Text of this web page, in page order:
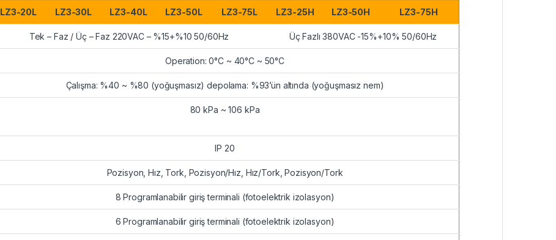
LZ3-20L LZ3-30L LZ3-40L LZ3-50L LZ3-75L LZ3-25H LZ3-50H LZ3-75H
Tek – Faz / Üç – Faz 220VAC – %15+%10 50/60Hz Üç Fazlı 380VAC -15%+10% 50/60Hz
Operation: 0°C ~ 40°C ~ 50°C
Çalışma: %40 ~ %80 (yoğuşmasız) depolama: %93’ün altında (yoğuşmasız nem)
80 kPa ~ 106 kPa
IP 20
Pozisyon, Hız, Tork, Pozisyon/Hız, Hız/Tork, Pozisyon/Tork
8 Programlanabilir giriş terminali (fotoelektrik izolasyon)
6 Programlanabilir giriş terminali (fotoelektrik izolasyon)